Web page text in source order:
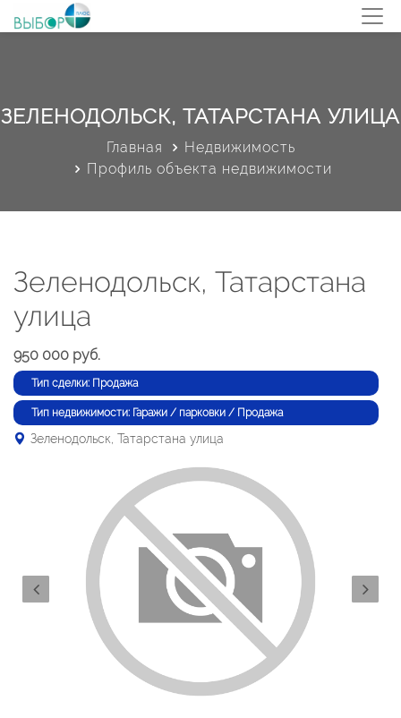
ЗЕЛЕНОДОЛЬСК, ТАТАРСТАНА УЛИЦА
Главная
Недвижимость
Профиль объекта недвижимости
Зеленодольск, Татарстана
улица
950 000 руб.
Тип сделки: Продажа
Тип недвижимости: Гаражи / парковки / Продажа
Зеленодольск, Татарстана улица